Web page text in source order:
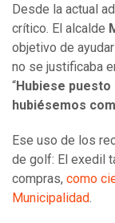
Desde la actual
crítico. El alcalde
objetivo de
no se justificaba
“Hubiese puesto
hubiésemos
Ese uso de los
de golf: El exedil
compras, como
Municipalidad.